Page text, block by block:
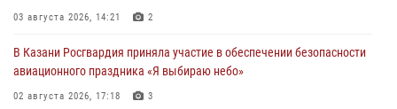
03 августа 2026, 14:21 2
В Казани Росгвардия приняла участие в обеспечении безопасности
авиационного праздника «Я выбираю небо»
02 августа 2026, 17:18 3